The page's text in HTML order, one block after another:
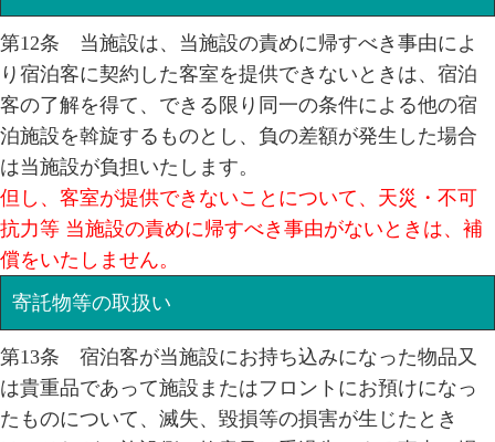
第12条 当施設は、当施設の責めに帰すべき事由によ
り宿泊客に契約した客室を提供できないときは、宿泊
客の了解を得て、できる限り同一の条件による他の宿
泊施設を斡旋するものとし、負の差額が発生した場合
は当施設が負担いたします。
但し、客室が提供できないことについて、天災・不可
抗力等 当施設の責めに帰すべき事由がないときは、補
償をいたしません。
寄託物等の取扱い
第13条 宿泊客が当施設にお持ち込みになった物品又
は貴重品であって施設またはフロントにお預けになっ
たものについて、滅失、毀損等の損害が生じたとき